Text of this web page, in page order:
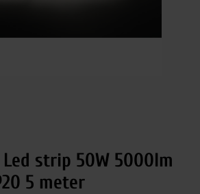
Led strip 50W 5000lm
5 meter